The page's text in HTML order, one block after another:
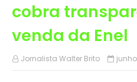
cobra
venda da Enel
Jornalista Walter Brito junho